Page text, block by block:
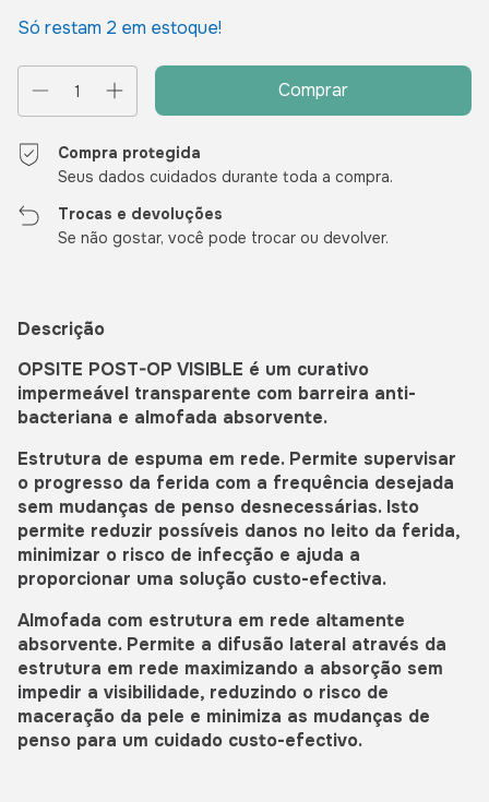
Só restam 2 em estoque!
Compra protegida
Seus dados cuidados durante toda a compra.
Trocas e devoluções
Se não gostar, você pode trocar ou devolver.
Descrição
OPSITE POST-OP VISIBLE é um curativo
impermeável transparente com barreira anti-
bacteriana e almofada absorvente.
Estrutura de espuma em rede. Permite supervisar
o progresso da ferida com a frequência desejada
sem mudanças de penso desnecessárias. Isto
permite reduzir possíveis danos no leito da ferida,
minimizar o risco de infecção e ajuda a
proporcionar uma solução custo-efectiva.
Almofada com estrutura em rede altamente
absorvente. Permite a difusão lateral através da
estrutura em rede maximizando a absorção sem
impedir a visibilidade, reduzindo o risco de
maceração da pele e minimiza as mudanças de
penso para um cuidado custo-efectivo.